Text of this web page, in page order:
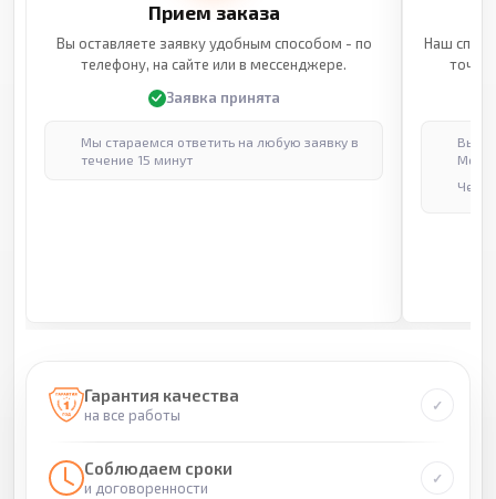
Прием заказа
Вы оставляете заявку удобным способом - по
телефону, на сайте или в мессенджере.
Заявка принята
Мы стараемся ответить на любую заявку в
течение 15 минут
Наш
Гарантия качества
на все работы
Соблюдаем сроки
и договоренности